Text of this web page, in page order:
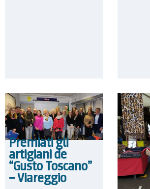
Premiati gli
artigiani de
“Gusto Toscano”
– Viareggio